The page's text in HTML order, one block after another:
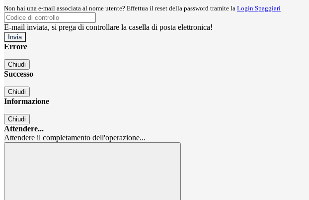
Non hai una e-mail associata al nome utente? Effettua il reset della password tramite la Login Spaggiari
E-mail inviata, si prega di controllare la casella di posta elettronica!
Errore
Chiudi
Successo
Chiudi
Informazione
Chiudi
Attendere...
Attendere il completamento dell'operazione...